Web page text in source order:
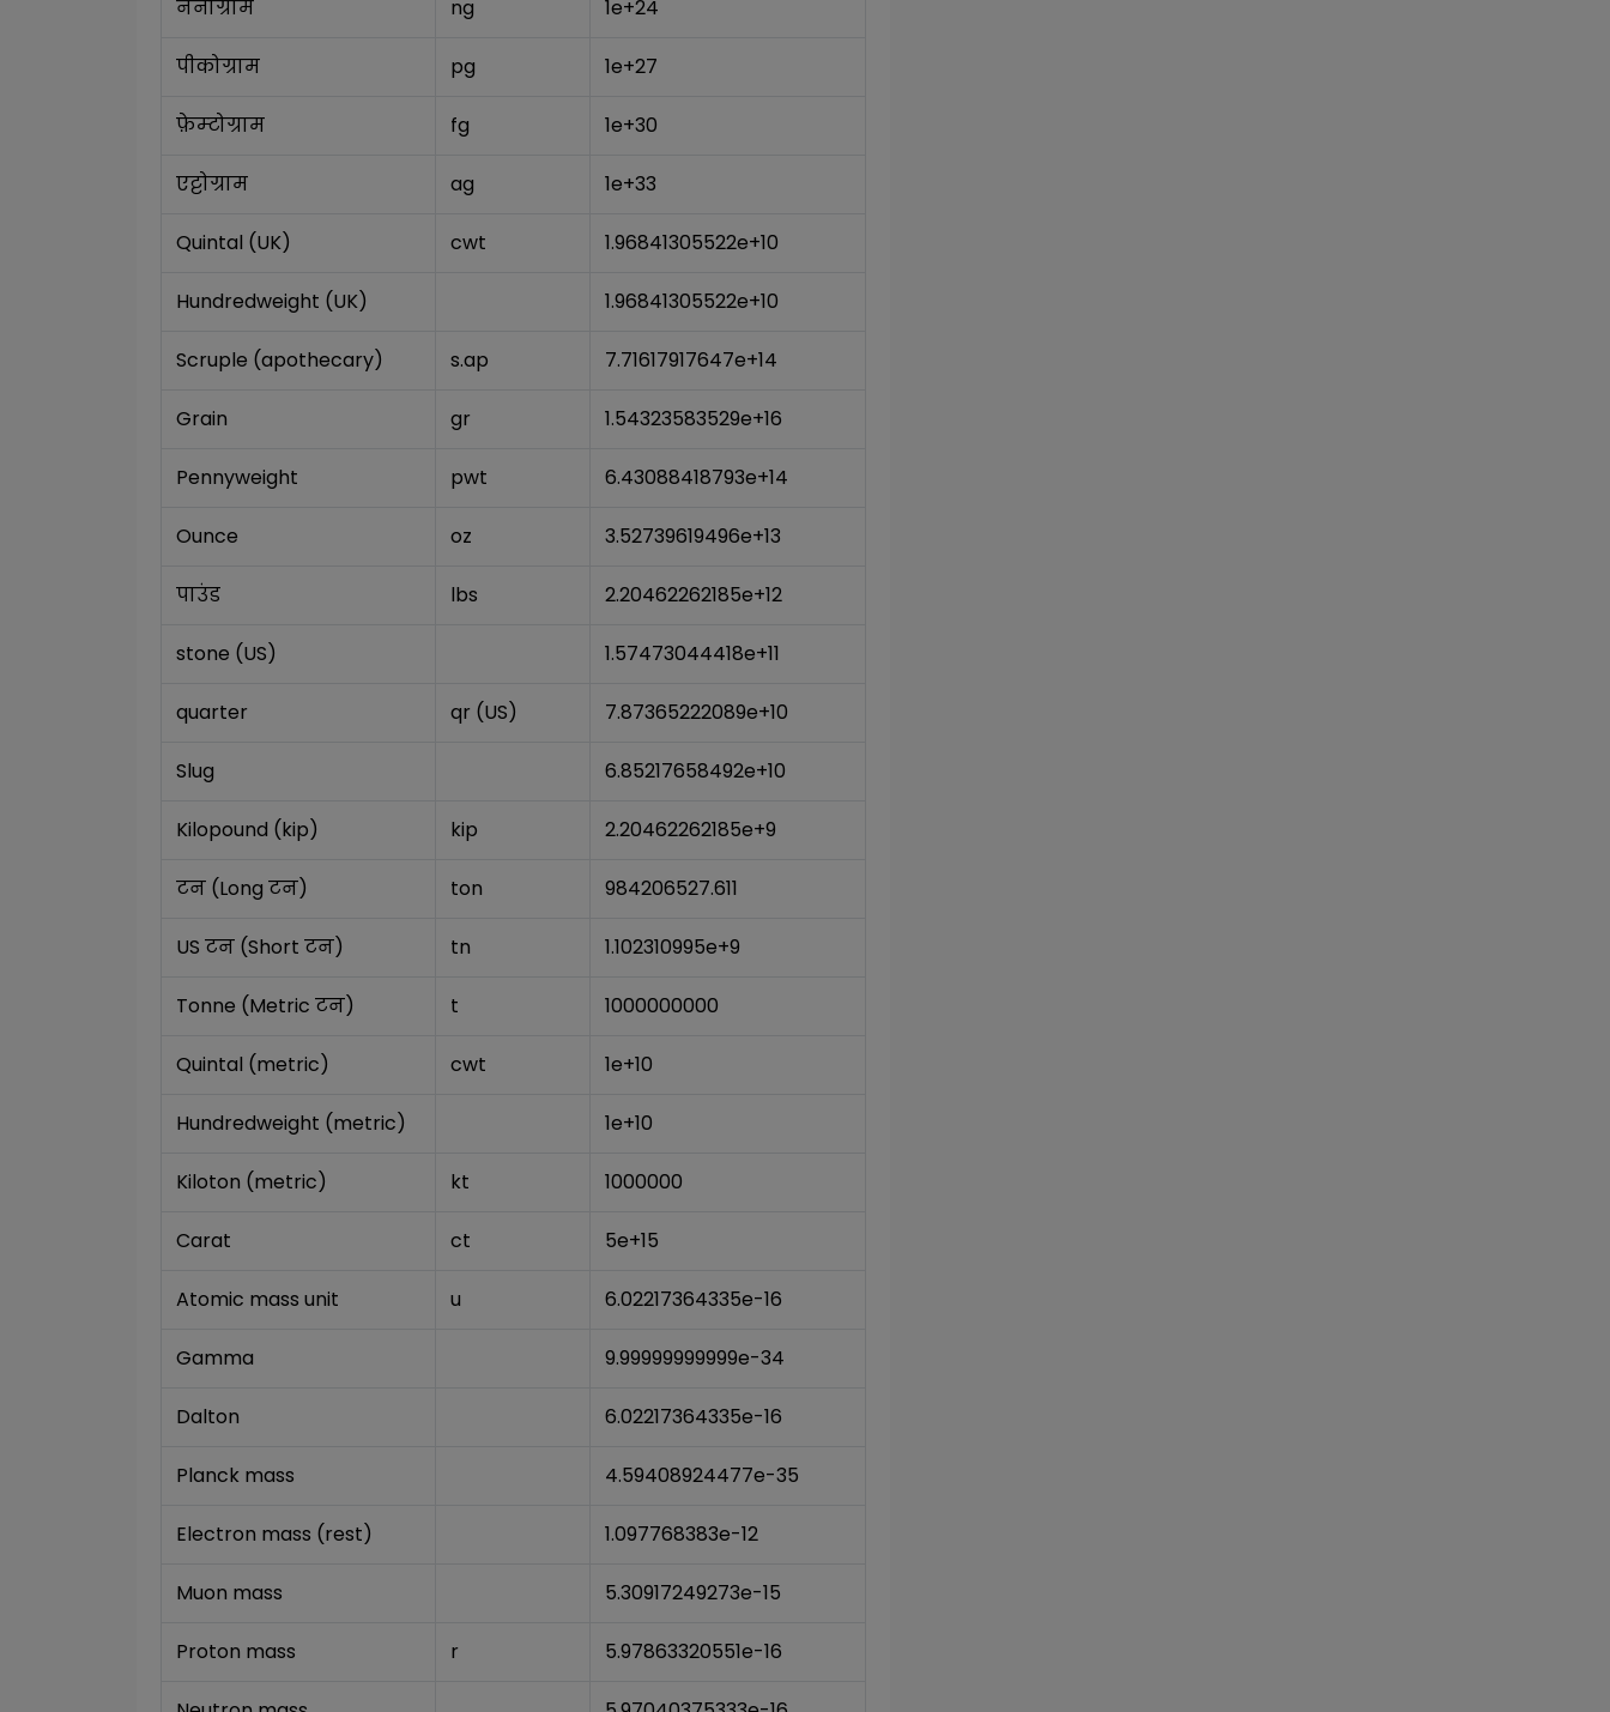
नॅनोग्राम ng 1e+24
पीकोग्राम pg 1e+27
फ़ेम्टोग्राम fg 1e+30
एट्टोग्राम ag 1e+33
Quintal (UK) cwt 1.96841305522e+10
Hundredweight (UK) 1.96841305522e+10
Scruple (apothecary) s.ap 7.71617917647e+14
Grain gr 1.54323583529e+16
Pennyweight pwt 6.43088418793e+14
Ounce oz 3.52739619496e+13
पाउंड lbs 2.20462262185e+12
stone (US) 1.57473044418e+11
quarter qr (US) 7.87365222089e+10
Slug 6.85217658492e+10
Kilopound (kip) kip 2.20462262185e+9
टन (Long टन) ton 984206527.611
US टन (Short टन) tn 1.102310995e+9
Tonne (Metric टन) t 1000000000
Quintal (metric) cwt 1e+10
Hundredweight (metric) 1e+10
Kiloton (metric) kt 1000000
Carat ct 5e+15
Atomic mass unit u 6.02217364335e-16
Gamma 9.99999999999e-34
Dalton 6.02217364335e-16
Planck mass 4.59408924477e-35
Electron mass (rest) 1.097768383e-12
Muon mass 5.30917249273e-15
Proton mass r 5.97863320551e-16